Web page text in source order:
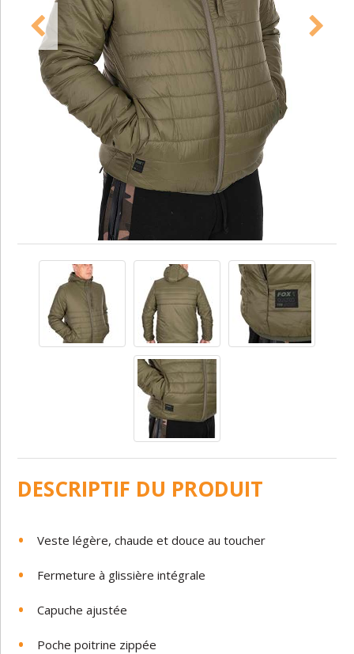
DESCRIPTIF DU PRODUIT
Veste légère, chaude et douce au toucher
Fermeture à glissière intégrale
Capuche ajustée
Poche poitrine zippée